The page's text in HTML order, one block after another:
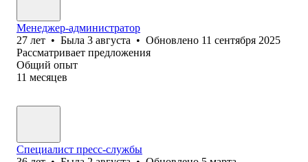
Менеджер-администратор
27 лет • Была 3 августа • Обновлено 11 сентября 2025
Рассматривает предложения
Общий опыт
11 месяцев
Специалист пресс-службы